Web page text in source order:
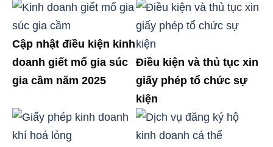
Cập nhật điều kiện kinh
doanh giết mổ gia súc
gia cầm năm 2025
Điều kiện và thủ tục xin
giấy phép tổ chức sự
kiện